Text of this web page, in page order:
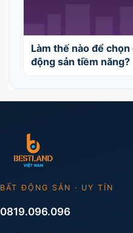
Làm thế nào để
động sản tiềm năng?
BẤT ĐỘNG SẢN · UY TÍN
0819.096.096